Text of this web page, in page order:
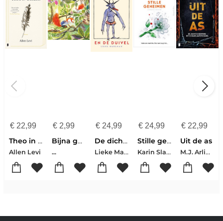
€22,99
Theo in Golden
Allen Levi
€2,99
Bijna gevonden!
...
€ 24,99
De dichter en de duivel
Lieke Marsman
€ 24,99
Stille geheimen
Karin Slaughter
€ 22,99
Uit de as
M.J. Arlidge